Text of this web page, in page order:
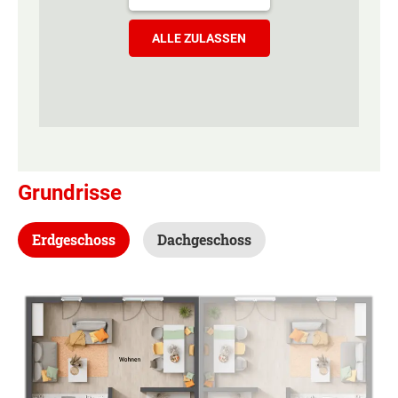
ALLE ZULASSEN
Grundrisse
Erdgeschoss Dachgeschoss